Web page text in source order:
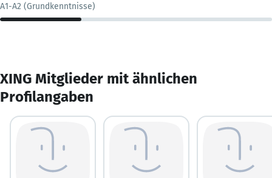
A1-A2 (Grundkenntnisse)
XING Mitglieder mit ähnlichen
Profilangaben